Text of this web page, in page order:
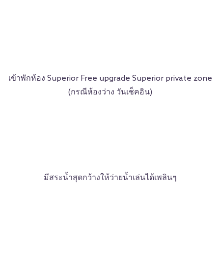
เข้าพักห้อง Superior Free upgrade Superior private zone
(กรณีห้องว่าง วันเช็คอิน)
มีสระน้ำสุดกว้างให้ว่ายน้ำเล่นได้เพลินๆ